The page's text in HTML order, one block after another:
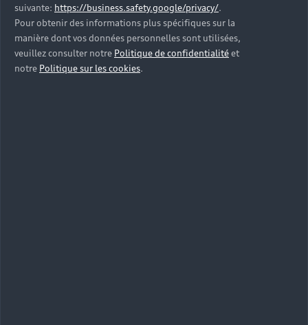
suivante: https://business.safety.google/privacy/.
Pour obtenir des informations plus spécifiques sur la
manière dont vos données personnelles sont utilisées,
veuillez consulter notre Politique de confidentialitéet
notre Politique sur les cookies.